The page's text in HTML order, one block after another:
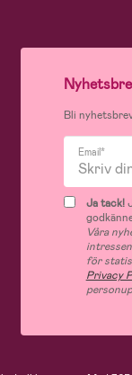
Bli
Email*
Ja tack!
Våra
för
Privacy